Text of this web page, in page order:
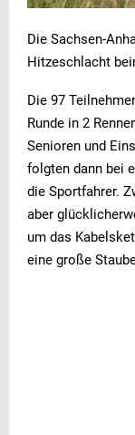
Die Sachsen-
Hitzeschlacht
Die 97
Runde in 2
Senioren und
folgten dann bei
die Sportfahrer.
aber
um das
eine große